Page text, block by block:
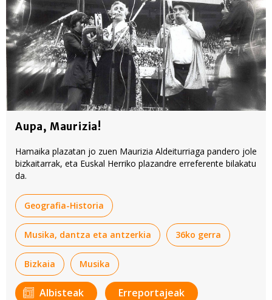
Aupa, Maurizia!
Hamaika plazatan jo zuen Maurizia Aldeiturriaga pandero jole
bizkaitarrak, eta Euskal Herriko plazandre erreferente bilakatu
da.
Geografia-Historia
Musika, dantza eta antzerkia 36ko gerra
Bizkaia Musika
Albisteak Erreportajeak